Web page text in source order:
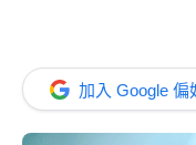
加入 Google 偏